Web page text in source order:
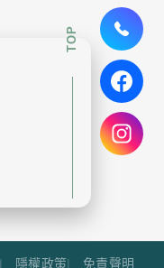
TOP
隱權政策 免責聲明